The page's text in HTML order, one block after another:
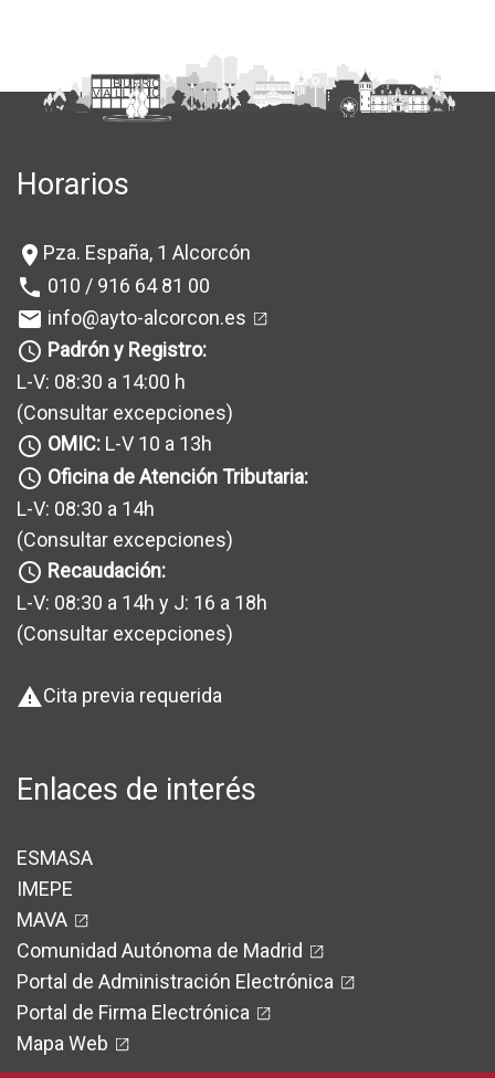
Horarios
location_on Pza. España, 1 Alcorcón
phone 010 / 916 64 81 00
mail info@ayto-alcorcon.es
query_builder Padrón y Registro:
L-V: 08:30 a 14:00 h
(Consultar excepciones)
query_builder OMIC: L-V 10 a 13h
query_builder Oficina de Atención Tributaria:
L-V: 08:30 a 14h
(Consultar excepciones)
query_builder Recaudación:
L-V: 08:30 a 14h y J: 16 a 18h
(Consultar excepciones)
warningCita previa requerida
Enlaces de interés
ESMASA
IMEPE
MAVA
Comunidad Autónoma de Madrid
Portal de Administración Electrónica
Portal de Firma Electrónica
Mapa Web